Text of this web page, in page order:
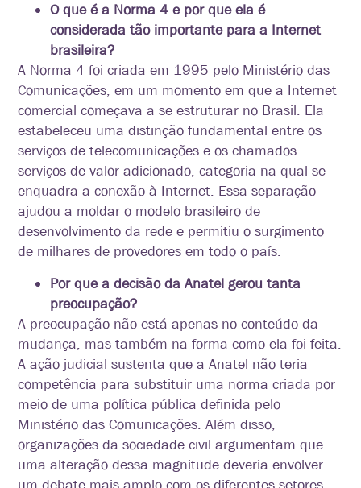
O que é a Norma 4 e por que ela é
considerada tão importante para a Internet
brasileira?
A Norma 4 foi criada em 1995 pelo Ministério das
Comunicações, em um momento em que a Internet
comercial começava a se estruturar no Brasil. Ela
estabeleceu uma distinção fundamental entre os
serviços de telecomunicações e os chamados
serviços de valor adicionado, categoria na qual se
enquadra a conexão à Internet. Essa separação
ajudou a moldar o modelo brasileiro de
desenvolvimento da rede e permitiu o surgimento
de milhares de provedores em todo o país.
Por que a decisão da Anatel gerou tanta
preocupação?
A preocupação não está apenas no conteúdo da
mudança, mas também na forma como ela foi feita.
A ação judicial sustenta que a Anatel não teria
competência para substituir uma norma criada por
meio de uma política pública definida pelo
Ministério das Comunicações. Além disso,
organizações da sociedade civil argumentam que
uma alteração dessa magnitude deveria envolver